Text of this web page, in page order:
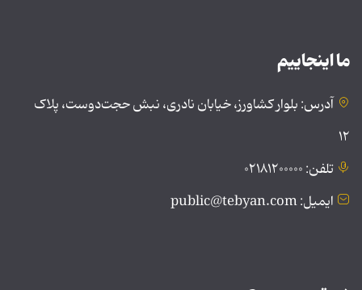
ما اینجاییم
آدرس: بلوار کشاورز، خیابان نادری، نبش حجت‌دوست، پلاک
۱۲
تلفن: ۰۲۱۸۱۲۰۰۰۰۰
ایمیل: public@tebyan.com